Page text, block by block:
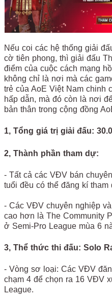
Nếu coi các hệ thống giải
cờ tiên phong, thì giải đấu
điểm của cuộc cách mạng
không chỉ là nơi mà các
trẻ của AoE Việt Nam chinh
hấp dẫn, mà đó còn là nơi
bản thân trong cộng đồng
1, Tổng giá trị giải đấu:
2, Thành phần tham dự:
- Tất cả các VĐV bán
tuổi đều có thể đăng kí tham
- Các VĐV chuyên nghiệp
cao hơn là The Community
ở Semi-Pro League mùa 6
3, Thể thức thi đấu: Solo
- Vòng sơ loại: Các VĐV
chạm 4 để chọn ra 16 VĐV
League.